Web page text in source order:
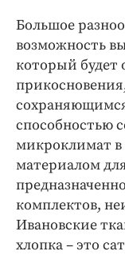
Большое
возможность
который будет
способностью
микроклимат
материалом
комплектов,
Ивановские
хлопка – это